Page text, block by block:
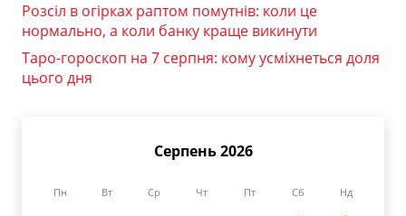
Розсіл в огірках раптом помутнів: коли це
нормально, а коли банку краще викинути
Таро-гороскоп на 7 серпня: кому усміхнеться доля
цього дня
Серпень 2026
Пн Вт Ср Чт Пт Сб Нд